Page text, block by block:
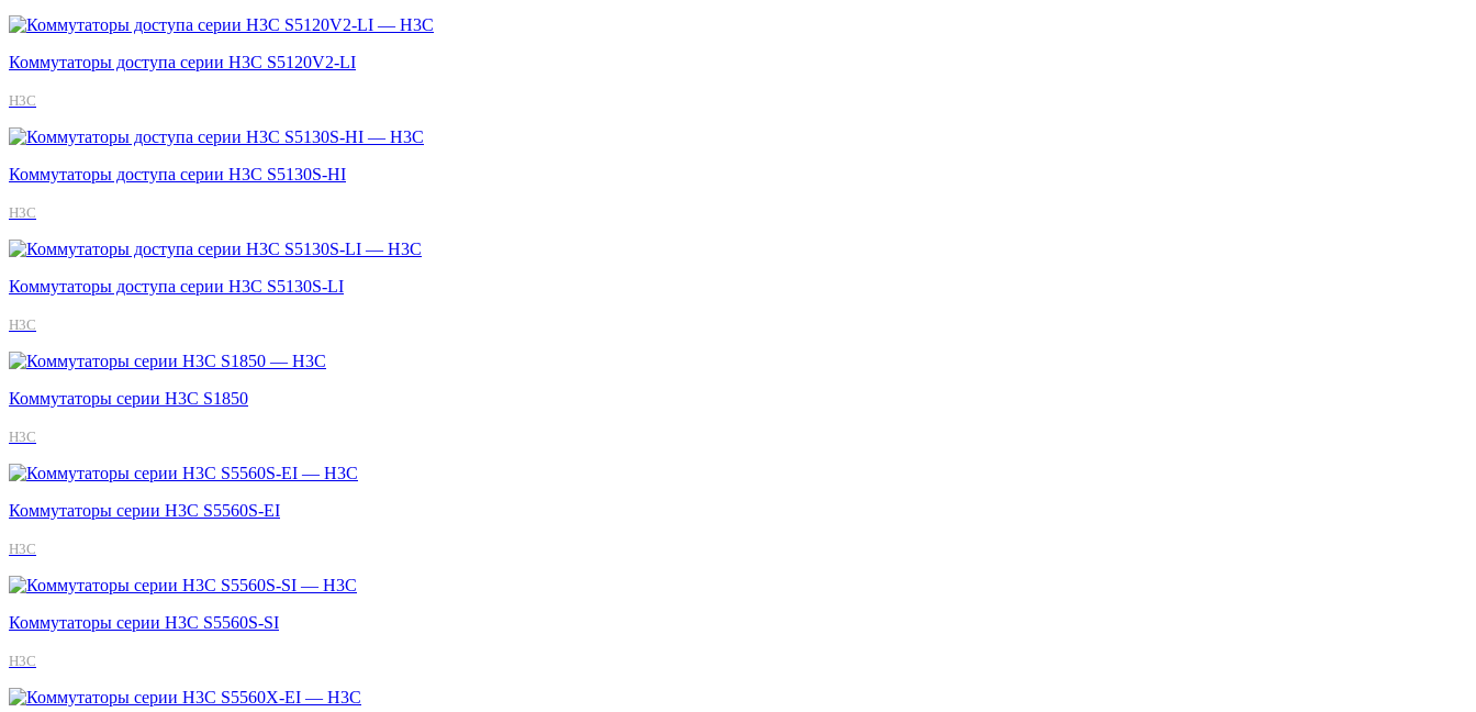
Коммутаторы доступа серии H3C S5120V2-LI
H3C
Коммутаторы доступа серии H3C S5130S-HI
H3C
Коммутаторы доступа серии H3C S5130S-LI
H3C
Коммутаторы серии H3C S1850
H3C
Коммутаторы серии H3C S5560S-EI
H3C
Коммутаторы серии H3C S5560S-SI
H3C